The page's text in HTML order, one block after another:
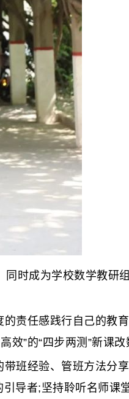
时成为学校数学教研
责任感践行自己的教
”的“四步两测”新课改
班经验、管班方法分
导者;坚持聆听名师课